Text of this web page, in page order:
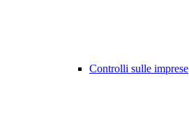
Controlli sulle imprese